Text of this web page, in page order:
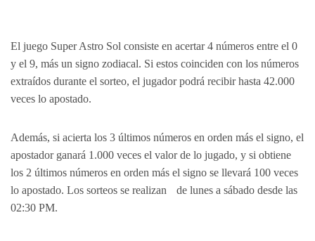
El juego Super Astro Sol consiste en acertar 4 números entre el 0
y el 9, más un signo zodiacal. Si estos coinciden con los números
extraídos durante el sorteo, el jugador podrá recibir hasta 42.000
veces lo apostado.
Además, si acierta los 3 últimos números en orden más el signo, el
apostador ganará 1.000 veces el valor de lo jugado, y si obtiene
los 2 últimos números en orden más el signo se llevará 100 veces
lo apostado. Los sorteos se realizan de lunes a sábado desde las
02:30 PM.